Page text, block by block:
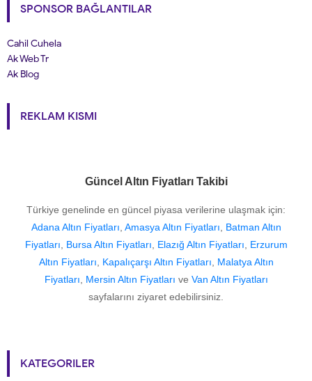
SPONSOR BAĞLANTILAR
Cahil Cuhela
Ak Web Tr
Ak Blog
REKLAM KISMI
Güncel Altın Fiyatları Takibi
Türkiye genelinde en güncel piyasa verilerine ulaşmak için:
Adana Altın Fiyatları, Amasya Altın Fiyatları, Batman Altın
Fiyatları, Bursa Altın Fiyatları, Elazığ Altın Fiyatları, Erzurum
Altın Fiyatları, Kapalıçarşı Altın Fiyatları, Malatya Altın
Fiyatları, Mersin Altın Fiyatları ve Van Altın Fiyatları
sayfalarını ziyaret edebilirsiniz.
KATEGORILER